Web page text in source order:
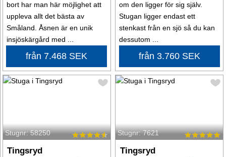
bort har man här möjlighet att
uppleva allt det bästa av
Småland. Åsnen är en unik
insjöskärgård med ...
från 7.468 SEK
om den ligger för sig själv.
Stugan ligger endast ett
stenkast från en sjö så du kan
dessutom ...
från 3.760 SEK
Stugnr: 58250
Tingsryd
Stugnr: 7621
Tingsryd